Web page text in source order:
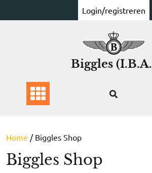
naar
Login/registreren
Biggles
Home / Biggles Shop
Biggles Shop